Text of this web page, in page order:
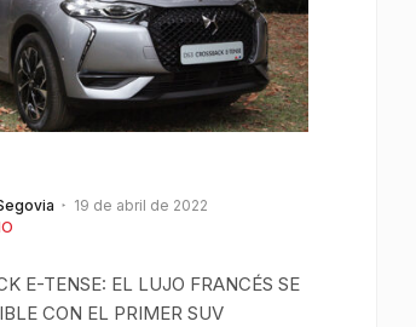
19 de abril de 2022
E-TENSE: EL LUJO FRANCÉS SE
CON EL PRIMER SUV